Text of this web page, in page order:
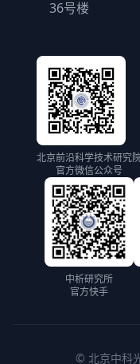
36号楼
北京前沿科学技术研究
官方微信公众号
中析研究所
官方快手
© 北京中科